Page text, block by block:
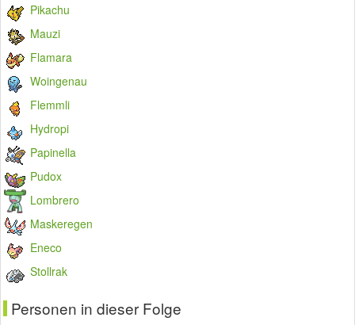
Pikachu
Mauzi
Flamara
Woingenau
Flemmli
Hydropi
Papinella
Pudox
Lombrero
Maskeregen
Eneco
Stollrak
Personen in dieser Folge